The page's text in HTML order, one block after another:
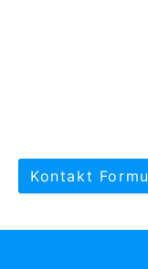
Kontakt